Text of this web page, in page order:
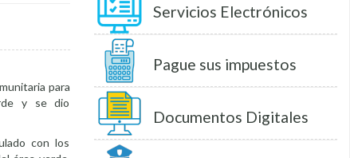
para
y se dio
con los
Servicios Electrónicos
Pague sus impuestos
Documentos Digitales